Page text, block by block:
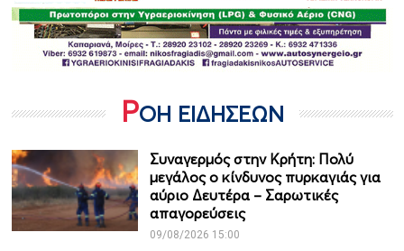
ΡΟΗ ΕΙΔΗΣΕΩΝ
Συναγερμός στην Κρήτη: Πολύ
μεγάλος ο κίνδυνος πυρκαγιάς για
αύριο Δευτέρα – Σαρωτικές
απαγορεύσεις
09/08/2026 15:00